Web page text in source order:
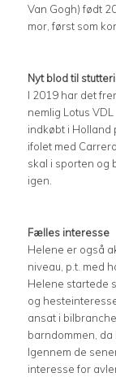
Van Gogh) født
mor, først som
Nyt blod til
I 2019 har det
nemlig Lotus
indkøbt i Holland
ifolet med
skal i sporten og
igen.
Fælles interesse
Helene er også
niveau, p.t. med
Helene startede
og
ansat i
barndommen,
Igennem de
interesse for